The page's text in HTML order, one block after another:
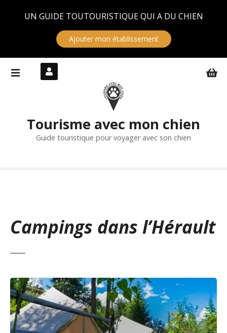
UN GUIDE TOUTOURISTIQUE QUI A DU CHIEN
Ajouter mon établissement
Tourisme avec mon chien
Guide touristique pour voyager avec son chien
Campings dans l’Hérault